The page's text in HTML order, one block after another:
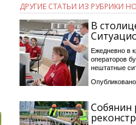
ДРУГИЕ СТАТЬИ ИЗ РУБРИКИ
В
Ежедневно в
операторов
нештатные
Собянин